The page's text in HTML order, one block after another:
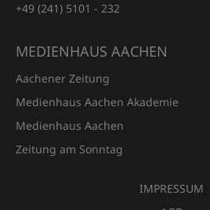
+49 (241) 5101 - 232
MEDIENHAUS AACHEN
Aachener Zeitung
Medienhaus Aachen Akademie
Medienhaus Aachen
Zeitung am Sonntag
IMPRESSUM